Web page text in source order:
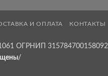
И ОПЛАТА КОНТАКТЫ
ОГРНИП 315784700158092
/